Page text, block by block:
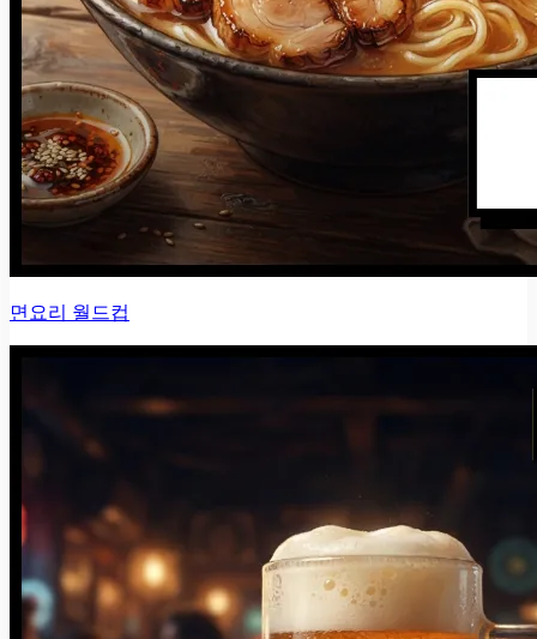
면요리 월드컵